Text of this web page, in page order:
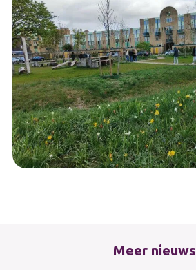
Meer nieuws